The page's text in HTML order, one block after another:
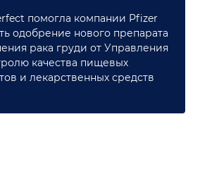
помогла компании Pfizer
одобрение нового препарата
рака груди от Управления
качества пищевых
и лекарственных средств